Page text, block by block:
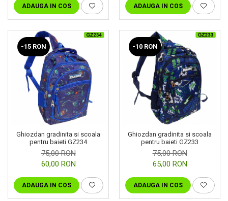
ADAUGA IN COS ADAUGA IN COS
-15 RON
Ghiozdan gradinita si scoala
pentru baieti GZ234
75,00 RON
60,00 RON
ADAUGA IN COS
-10 RON
Ghiozdan gradinita si scoala
pentru baieti GZ233
75,00 RON
65,00 RON
ADAUGA IN COS